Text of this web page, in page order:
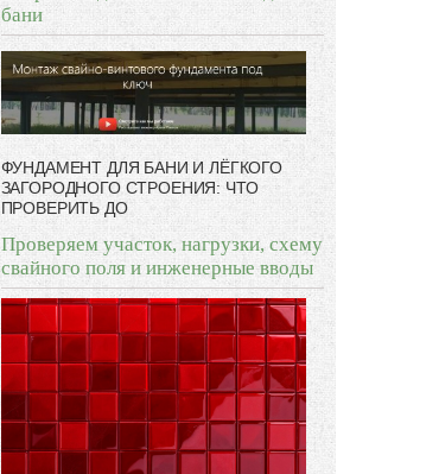
бани
ФУНДАМЕНТ ДЛЯ БАНИ И ЛЁГКОГО
ЗАГОРОДНОГО СТРОЕНИЯ: ЧТО
ПРОВЕРИТЬ ДО
Проверяем участок, нагрузки, схему
свайного поля и инженерные вводы